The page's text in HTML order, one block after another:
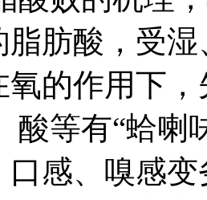
脂肪酸，受
氧的作用下
酸等有“蛤喇
口感、嗅感